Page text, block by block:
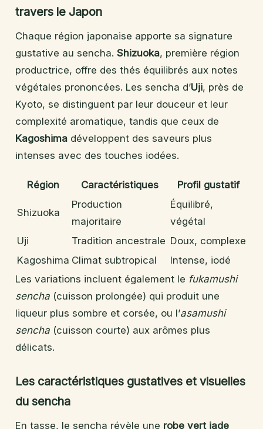
travers le Japon
Chaque région japonaise apporte sa signature
gustative au sencha. Shizuoka, première région
productrice, offre des thés équilibrés aux notes
végétales prononcées. Les sencha d’Uji, près de
Kyoto, se distinguent par leur douceur et leur
complexité aromatique, tandis que ceux de
Kagoshima développent des saveurs plus
intenses avec des touches iodées.
Région Caractéristiques Profil gustatif
Shizuoka
Production
majoritaire
Équilibré,
végétal
Uji
Tradition ancestrale Doux, complexe
Kagoshima Climat subtropical
Intense, iodé
Les variations incluent également le fukamushi
sencha (cuisson prolongée) qui produit une
liqueur plus sombre et corsée, ou l’asamushi
sencha (cuisson courte) aux arômes plus
délicats.
Les caractéristiques gustatives et visuelles
du sencha
En tasse, le sencha révèle une robe vert jade